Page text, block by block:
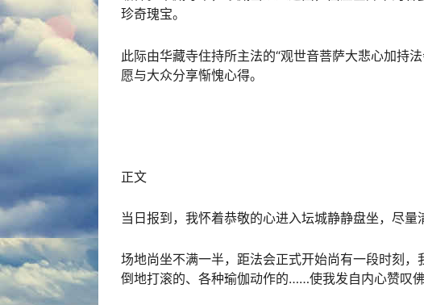
珍奇瑰宝。
此际由华藏寺住持所主法的“观世音菩萨大悲心加持
愿与大众分享惭愧心得。
正文
当日报到，我怀着恭敬的心进入坛城静静盘坐，尽量
场地尚坐不满一半，距法会正式开始尚有一段时刻，
倒地打滚的、各种瑜伽动作的……使我发自内心赞叹